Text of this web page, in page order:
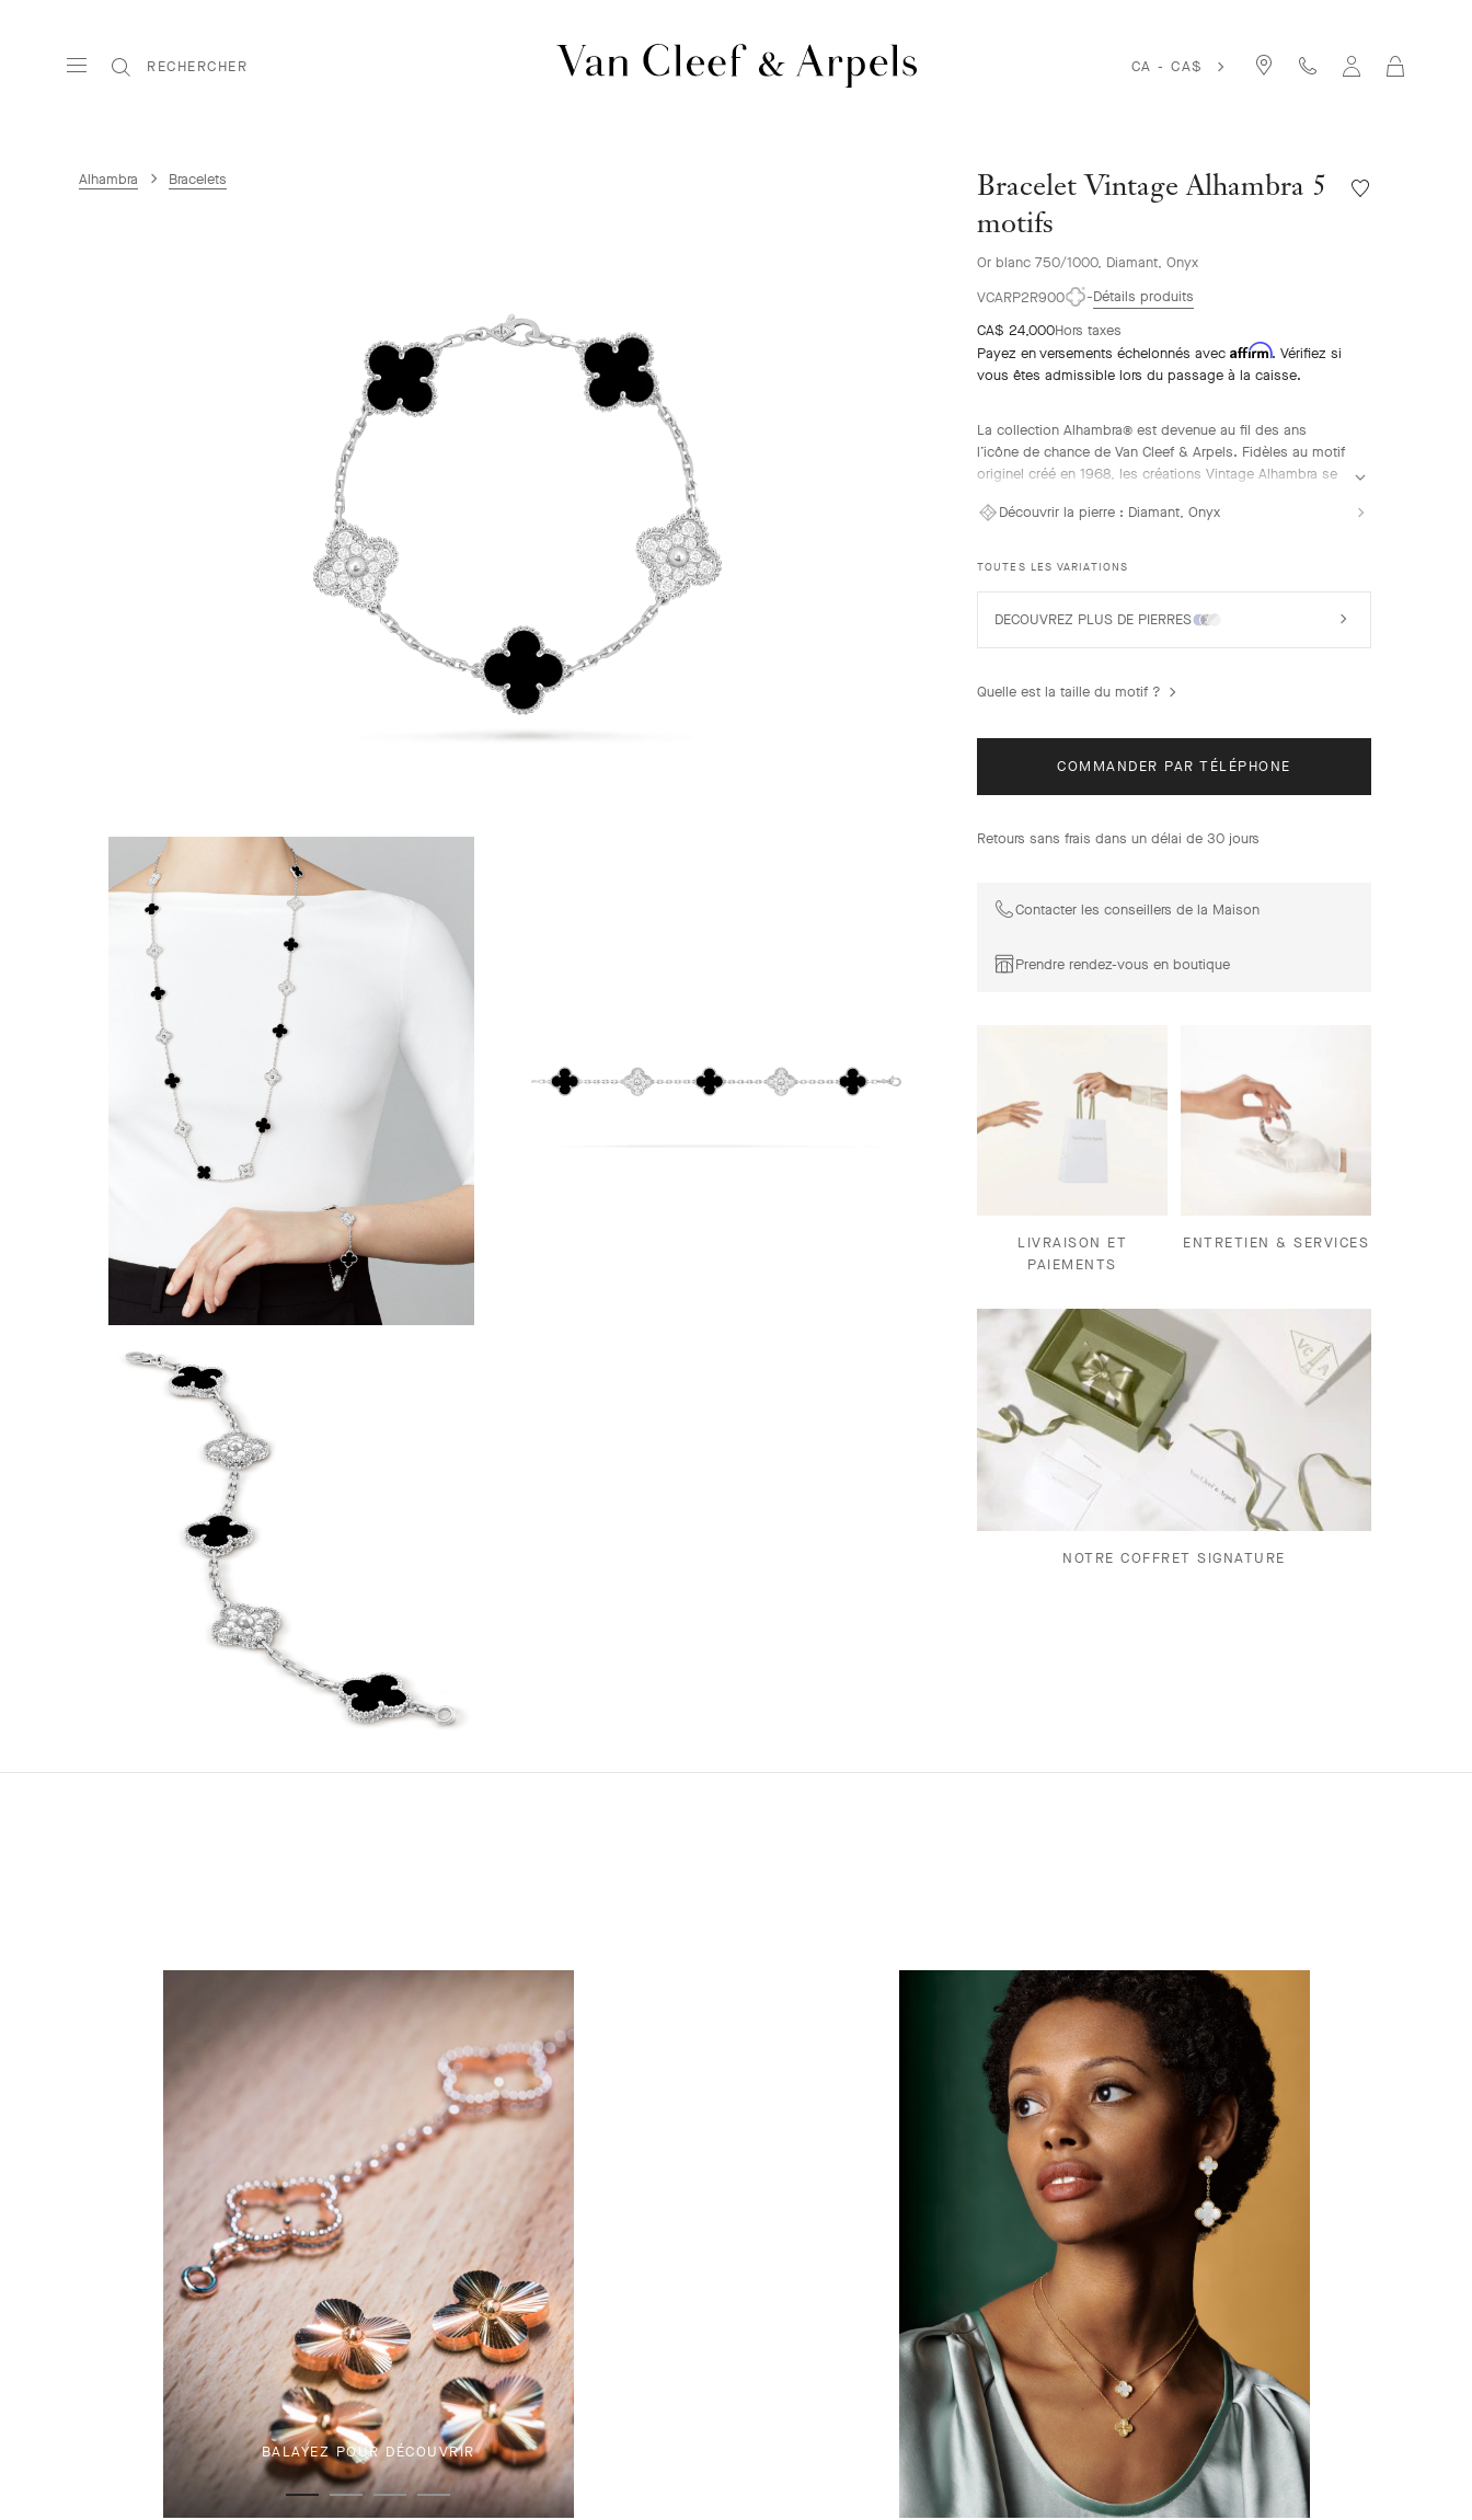
RECHERCHER CA - CA$
Alhambra Bracelets
Bracelet Vintage Alhambra 5
motifs
Or blanc 750/1000, Diamant, Onyx
Liste
VCARP2R900
Détails produits
CA$ 24,000Hors taxes
Payez en versements échelonnés avec Affirm. Vérifiez si
vous êtes admissible lors du passage à la caisse.
La collection Alhambra® est devenue au fil des ans
l’icône de chance de Van Cleef & Arpels. Fidèles au motif
originel créé en 1968, les créations Vintage Alhambra se
trèfle à quatre feuilles, les motifs symboles de chance
avant une large proposition de matières.
Bracelet Vintage Alhambra 5 motifs, or blanc, onyx,
diamants.
Découvrir la pierre : Diamant, Onyx
TOUTES LES VARIATIONS
DECOUVREZ PLUS DE PIERRES
Quelle est la taille du motif ?
COMMANDER PAR TÉLÉPHONE
Retours sans frais dans un délai de 30 jours
Contacter les conseillers de la Maison
Prendre rendez-vous en boutique
LIVRAISON ET
PAIEMENTS
ENTRETIEN & SERVICES
NOTRE COFFRET SIGNATURE
BALAYEZ POUR DÉCOUVRIR